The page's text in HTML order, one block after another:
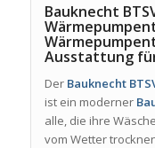
Bauknecht
Ausstattung
Der Bauknecht
ist ein moderner
alle, die ihre
vom Wetter